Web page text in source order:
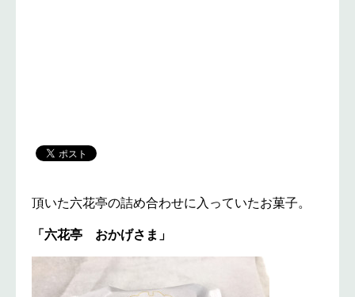
頂いた六花亭の詰め合わせに入っていたお菓子。
「六花亭 おかげさま」